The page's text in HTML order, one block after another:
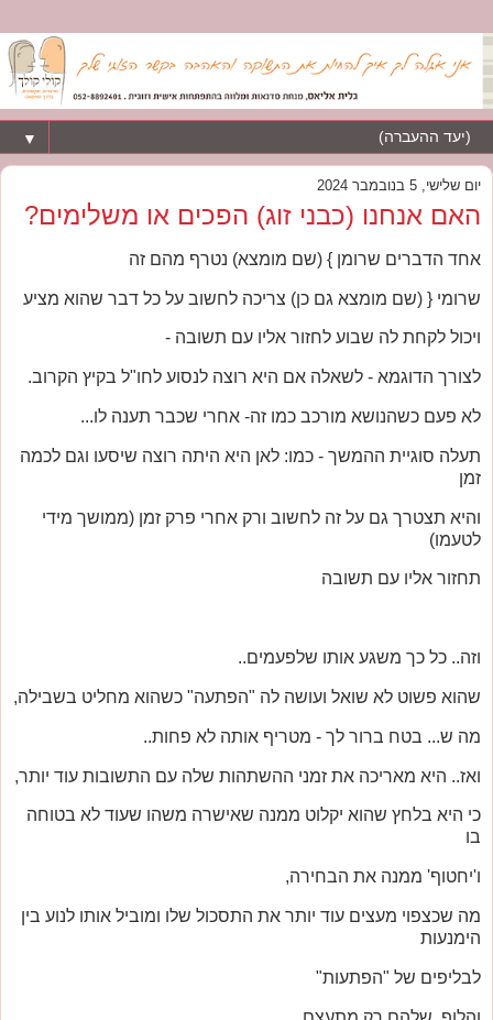
▼
יום שלישי, 5 בנובמבר 2024
האם אנחנו (כבני זוג) הפכים או משלימים?
אחד הדברים שרומן } (שם מומצא) נטרף מהם זה
שרומי { (שם מומצא גם כן) צריכה לחשוב על כל דבר שהוא מציע
ויכול לקחת לה שבוע לחזור אליו עם תשובה -
לצורך הדוגמא - לשאלה אם היא רוצה לנסוע לחו"ל בקיץ הקרוב.
לא פעם כשהנושא מורכב כמו זה- אחרי שכבר תענה לו...
תעלה סוגיית ההמשך - כמו: לאן היא היתה רוצה שיסעו וגם לכמה
זמן
והיא תצטרך גם על זה לחשוב ורק אחרי פרק זמן (ממושך מידי
לטעמו)
תחזור אליו עם תשובה
וזה.. כל כך משגע אותו שלפעמים..
שהוא פשוט לא שואל ועושה לה "הפתעה" כשהוא מחליט בשבילה,
מה ש... בטח ברור לך - מטריף אותה לא פחות..
ואז.. היא מאריכה את זמני ההשתהות שלה עם התשובות עוד יותר,
כי היא בלחץ שהוא יקלוט ממנה שאישרה משהו שעוד לא בטוחה
בו
ו'יחטוף' ממנה את הבחירה,
מה שכצפוי מעצים עוד יותר את התסכול שלו ומוביל אותו לנוע בין
הימנעות
לבליפים של "הפתעות"